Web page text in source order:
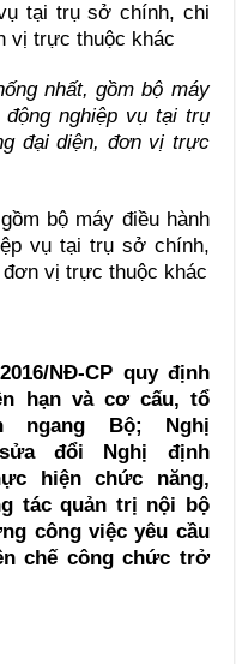
tại trụ sở chính, chi
vị trực thuộc khác
nhất, gồm bộ máy
nghiệp vụ tại trụ
đại diện, đơn vị trực
bộ máy điều hành
vụ tại trụ sở chính,
đơn vị trực thuộc khác
NĐ-CP quy định
hạn và cơ cấu, tổ
ngang Bộ; Nghị
sửa đổi Nghị định
hiện chức năng,
tác quản trị nội bộ
công việc yêu cầu
chế công chức trở